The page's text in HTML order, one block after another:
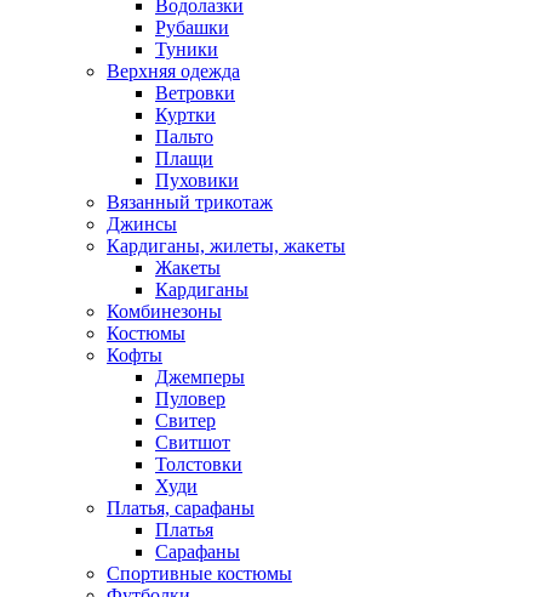
Водолазки
Рубашки
Туники
Верхняя одежда
Ветровки
Куртки
Пальто
Плащи
Пуховики
Вязанный трикотаж
Джинсы
Кардиганы, жилеты, жакеты
Жакеты
Кардиганы
Комбинезоны
Костюмы
Кофты
Джемперы
Пуловер
Свитер
Свитшот
Толстовки
Худи
Платья, сарафаны
Платья
Сарафаны
Спортивные костюмы